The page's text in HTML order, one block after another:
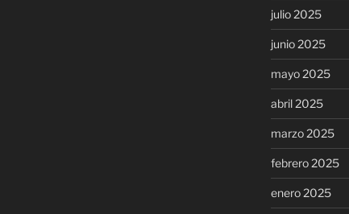
julio 2025
junio 2025
mayo 2025
abril 2025
marzo 2025
febrero 2025
enero 2025